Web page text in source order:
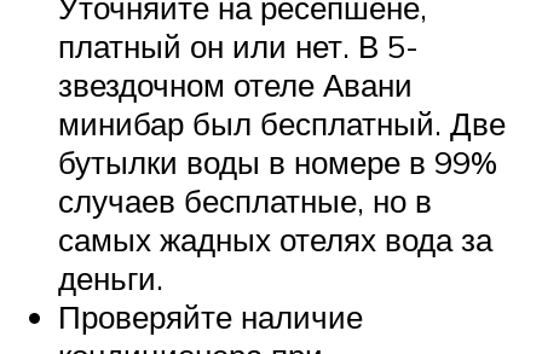
платный он или нет. В 5-
звездочном отеле Авани
минибар был бесплатный. Две
бутылки воды в номере в 99%
случаев бесплатные, но в
самых жадных отелях вода за
деньги.
Проверяйте наличие